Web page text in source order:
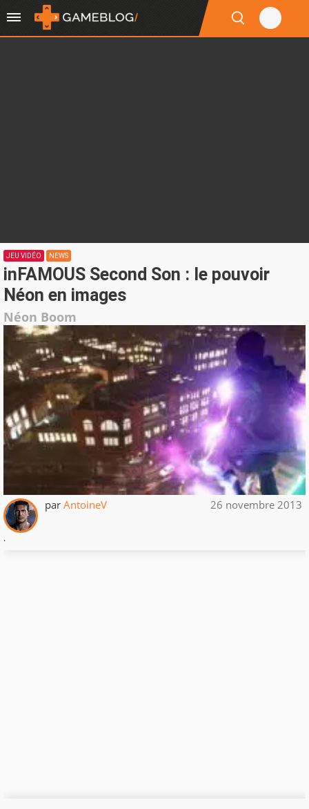
JEU VIDÉO NEWS
inFAMOUS Second Son : le pouvoir
Néon en images
Néon Boom
par AntoineV 26 novembre 2013
.